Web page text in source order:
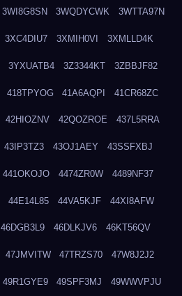
3WI8G8SN 3WQDYCWK 3WTTA97N
3XC4DIU7 3XMIH0VI 3XMLLD4K
3YXUATB4 3Z3344KT 3ZBBJF82
418TPYOG 41A6AQPI 41CR68ZC
42HIOZNV 42QOZROE 437L5RRA
43IP3TZ3 43OJ1AEY 43SSFXBJ
441OKOJO 4474ZR0W 4489NF37
44E14L85 44VA5KJF 44XI8AFW
46DGB3L9 46DLKJV6 46KT56QV
47JMVITW 47TRZS70 47W8J2J2
49R1GYE9 49SPF3MJ 49WWVPJU